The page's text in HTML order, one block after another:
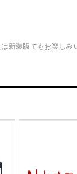
新装版でもお楽しみ